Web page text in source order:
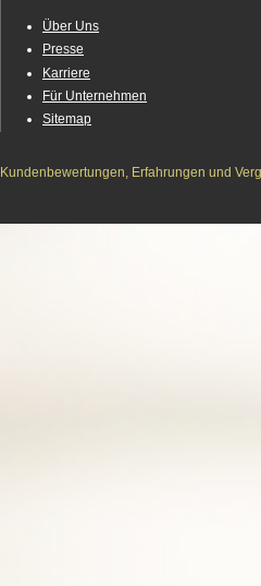
Über Uns
Presse
Karriere
Für Unternehmen
Sitemap
Kundenbewertungen, Erfahrungen und